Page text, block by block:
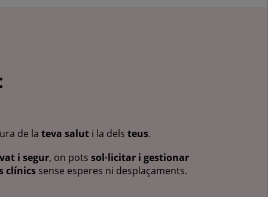
de la teva salut i la dels teus.
i segur, on pots sol·licitar i gestionar
clínics sense esperes ni desplaçaments.